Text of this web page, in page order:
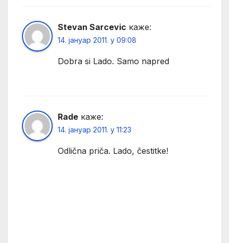
Stevan Sarcevic каже:
14. јануар 2011. у 09:08
Dobra si Lado. Samo napred
Rade каже:
14. јануар 2011. у 11:23
Odlična priča. Lado, čestitke!